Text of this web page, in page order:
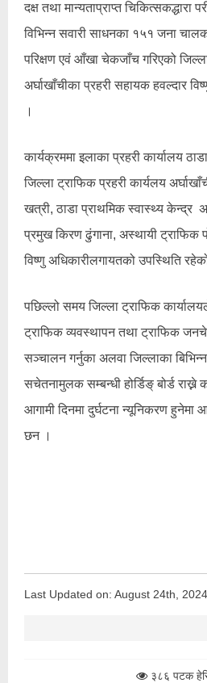
दक्ष तथा मान्यताप्राप्त चिकित्सकद्धारा
विभिन्न सवारी साधनका १५१ जना
परिक्षण एवं आँखा चेकजाँच गरिएको
अर्घाखाँचीका प्रहरी सहायक हवल्दार
।
कार्यक्रममा इलाका प्रहरी कार्यालय
जिल्ला ट्राफिक प्रहरी कार्यलय
खत्री, ठाडा प्राथमिक स्वास्थ्य केन्द्र
प्रमुख किरण ढुंगाना, अस्थायी ट्राफिक
विष्णु अधिकारीलगायतको उपस्थिति
पछिल्लो समय जिल्ला ट्राफिक
ट्राफिक व्यवस्थापन तथा ट्राफिक
सञ्चालन गर्नुका अलवा जिल्लाका
सचेतनामुलक सम्बन्धी होर्डिङ् बोर्ड राख्ने
आगामी दिनमा दुर्घटना न्यूनिकरण हुनेमा
छन ।
Last Updated on: August 24th,
३८६ पटक